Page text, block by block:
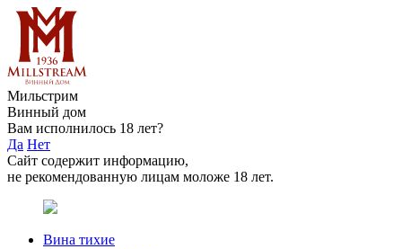
Мильстрим
Винный дом
Вам исполнилось 18 лет?
Да Нет
Сайт содержит информацию,
не рекомендованную лицам моложе 18 лет.
Вина тихие